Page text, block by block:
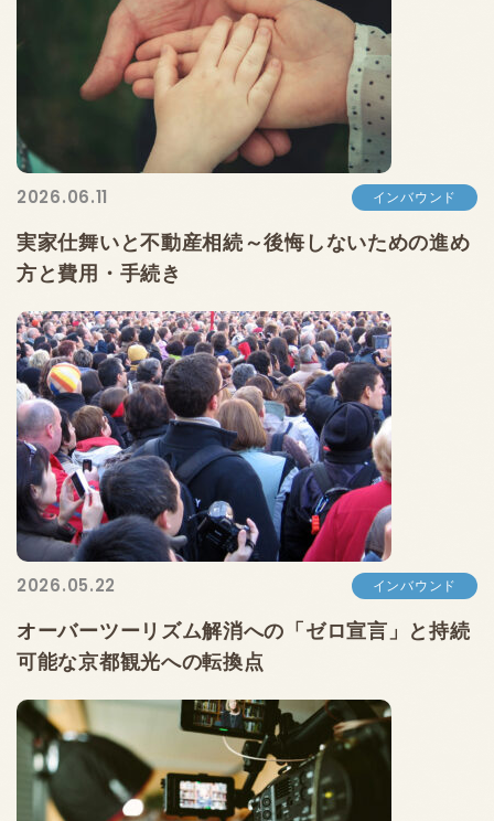
2026.06.11 インバウンド
実家仕舞いと不動産相続～後悔しないための進め
方と費用・手続き
2026.05.22 インバウンド
オーバーツーリズム解消への「ゼロ宣言」と持続
可能な京都観光への転換点